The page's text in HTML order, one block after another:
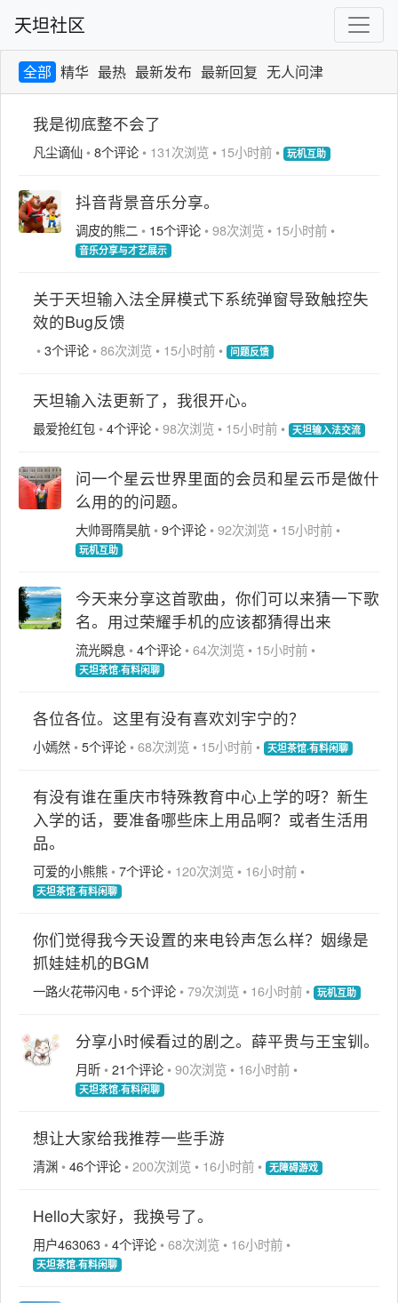
天坦社区
全部 精华 最热 最新发布 最新回复 无人问津
我是彻底整不会了
凡尘谪仙 •8个评论 • 131次浏览 • 15小时前 • 玩机互助
抖音背景音乐分享。
调皮的熊二 • 15个评论 •98次浏览 • 15小时前 •
音乐分享与才艺展示
关于天坦输入法全屏模式下系统弹窗导致触控失
效的Bug反馈
•3个评论 •86次浏览 • 15小时前 • 问题反馈
天坦输入法更新了，我很开心。
最爱抢红包 •4个评论 •98次浏览 • 15小时前 • 天坦输入法交流
问一个星云世界里面的会员和星云币是做什
么用的的问题。
大帅哥隋昊航 •9个评论 •92次浏览 • 15小时前 •
玩机互助
今天来分享这首歌曲，你们可以来猜一下歌
名。用过荣耀手机的应该都猜得出来
流光瞬息 •4个评论 •64次浏览 • 15小时前 •
天坦茶馆·有料闲聊
各位各位。这里有没有喜欢刘宇宁的？
小嫣然 •5个评论 •68次浏览 • 15小时前 • 天坦茶馆·有料闲聊
有没有谁在重庆市特殊教育中心上学的呀？新生
入学的话，要准备哪些床上用品啊？或者生活用
品。
可爱的小熊熊 •7个评论 • 120次浏览 • 16小时前 •
天坦茶馆·有料闲聊
你们觉得我今天设置的来电铃声怎么样？姻缘是
抓娃娃机的BGM
一路火花带闪电 •5个评论 •79次浏览 • 16小时前 • 玩机互助
分享小时候看过的剧之。薛平贵与王宝钏。
月昕 •21个评论 •90次浏览 • 16小时前 •
天坦茶馆·有料闲聊
想让大家给我推荐一些手游
清渊 •46个评论 •200次浏览 • 16小时前 • 无障碍游戏
Hello大家好，我换号了。
用户463063 •4个评论 •68次浏览 • 16小时前 •
天坦茶馆·有料闲聊